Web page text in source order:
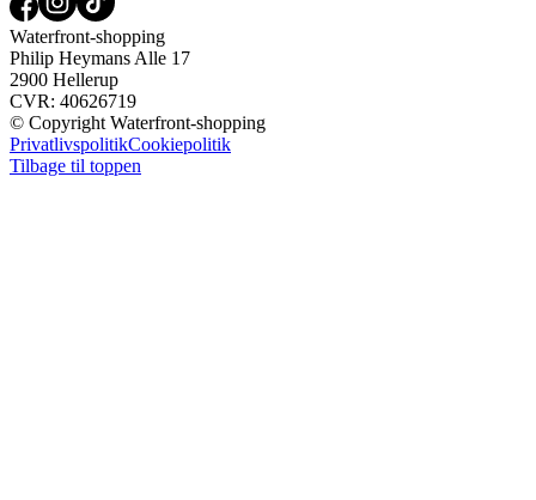
Waterfront-shopping
Philip Heymans Alle 17
2900 Hellerup
CVR: 40626719
© Copyright Waterfront-shopping
PrivatlivspolitikCookiepolitik
Tilbage til toppen